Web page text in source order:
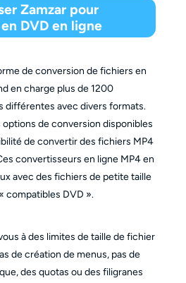
Zamzar pour
DVD en ligne
de conversion de fichiers en
en charge plus de 1200
différentes avec divers formats.
de conversion disponibles
de convertir des fichiers MP4
convertisseurs en ligne MP4 en
avec des fichiers de petite taille
compatibles DVD ».
à des limites de taille de fichier
de création de menus, pas de
des quotas ou des filigranes